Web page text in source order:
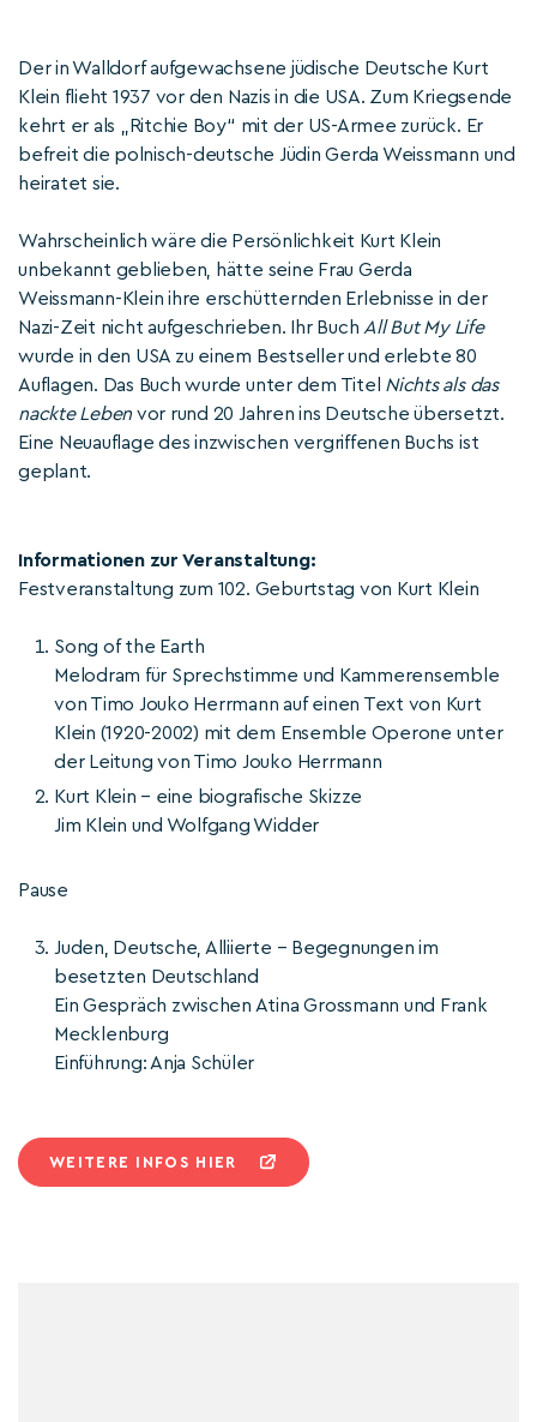
Der in Walldorf aufgewachsene jüdische Deutsche Kurt
Klein flieht 1937 vor den Nazis in die USA. Zum Kriegsende
kehrt er als „Ritchie Boy“ mit der US-Armee zurück. Er
befreit die polnisch-deutsche Jüdin Gerda Weissmann und
heiratet sie.
Wahrscheinlich wäre die Persönlichkeit Kurt Klein
unbekannt geblieben, hätte seine Frau Gerda
Weissmann-Klein ihre erschütternden Erlebnisse in der
Nazi-Zeit nicht aufgeschrieben. Ihr Buch All But My Life
wurde in den USA zu einem Bestseller und erlebte 80
Auflagen. Das Buch wurde unter dem Titel Nichts als das
nackte Leben vor rund 20 Jahren ins Deutsche übersetzt.
Eine Neuauflage des inzwischen vergriffenen Buchs ist
geplant.
Informationen zur Veranstaltung:
Festveranstaltung zum 102. Geburtstag von Kurt Klein
Song of the Earth
Melodram für Sprechstimme und Kammerensemble
von Timo Jouko Herrmann auf einen Text von Kurt
Klein (1920-2002) mit dem Ensemble Operone unter
der Leitung von Timo Jouko Herrmann
Kurt Klein – eine biografische Skizze
Jim Klein und Wolfgang Widder
Pause
Juden, Deutsche, Alliierte – Begegnungen im
besetzten Deutschland
Ein Gespräch zwischen Atina Grossmann und Frank
Mecklenburg
Einführung: Anja Schüler
WEITERE INFOS HIER